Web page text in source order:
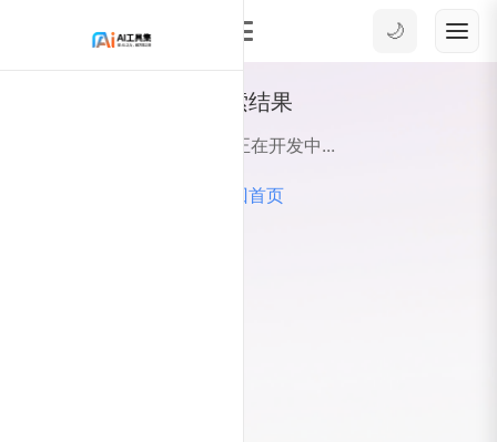
🌙
搜索结果
搜索功能正在开发中...
返回首页